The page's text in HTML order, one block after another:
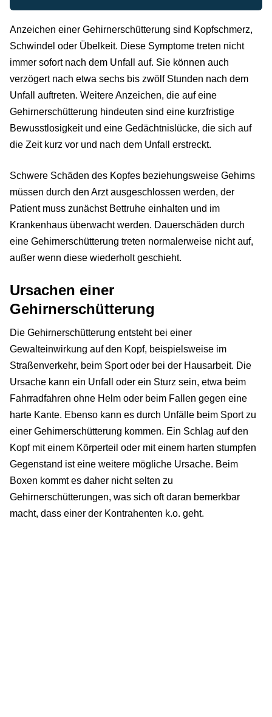
Anzeichen einer Gehirnerschütterung sind Kopfschmerz,
Schwindel oder Übelkeit. Diese Symptome treten nicht
immer sofort nach dem Unfall auf. Sie können auch
verzögert nach etwa sechs bis zwölf Stunden nach dem
Unfall auftreten. Weitere Anzeichen, die auf eine
Gehirnerschütterung hindeuten sind eine kurzfristige
Bewusstlosigkeit und eine Gedächtnislücke, die sich auf
die Zeit kurz vor und nach dem Unfall erstreckt.
Schwere Schäden des Kopfes beziehungsweise Gehirns
müssen durch den Arzt ausgeschlossen werden, der
Patient muss zunächst Bettruhe einhalten und im
Krankenhaus überwacht werden. Dauerschäden durch
eine Gehirnerschütterung treten normalerweise nicht auf,
außer wenn diese wiederholt geschieht.
Ursachen einer
Gehirnerschütterung
Die Gehirnerschütterung entsteht bei einer
Gewalteinwirkung auf den Kopf, beispielsweise im
Straßenverkehr, beim Sport oder bei der Hausarbeit. Die
Ursache kann ein Unfall oder ein Sturz sein, etwa beim
Fahrradfahren ohne Helm oder beim Fallen gegen eine
harte Kante. Ebenso kann es durch Unfälle beim Sport zu
einer Gehirnerschütterung kommen. Ein Schlag auf den
Kopf mit einem Körperteil oder mit einem harten stumpfen
Gegenstand ist eine weitere mögliche Ursache. Beim
Boxen kommt es daher nicht selten zu
Gehirnerschütterungen, was sich oft daran bemerkbar
macht, dass einer der Kontrahenten k.o. geht.